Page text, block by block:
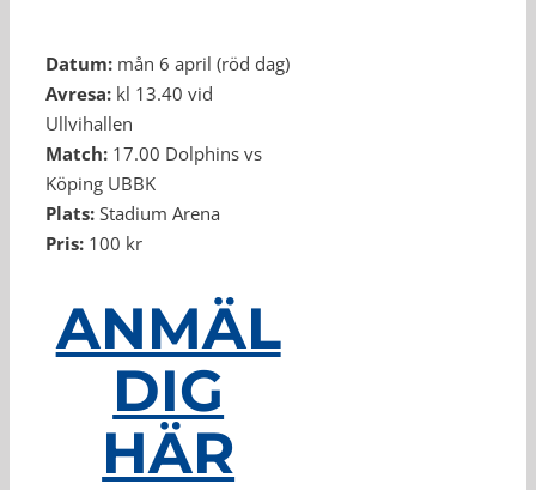
Datum: mån 6 april (röd dag)
Avresa: kl 13.40 vid
Ullvihallen
Match: 17.00 Dolphins vs
Köping UBBK
Plats: Stadium Arena
Pris: 100 kr
ANMÄL
DIG
HÄR